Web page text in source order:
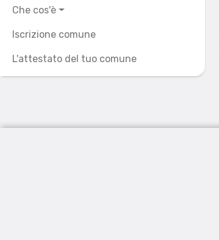
Che cos'è
Iscrizione comune
L'attestato del tuo comune